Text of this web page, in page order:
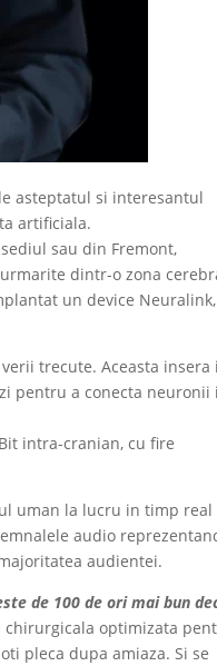
asteptatul si interesantul
artificiala.
sau din Fremont,
dintr-o zona
un device Neuralink,
trecute. Aceasta insera
pentru a conecta neuronii
intra-cranian, cu fire
uman la lucru in timp real
audio
audientei.
de 100 de ori mai bun
chirurgicala optimizata
pleca dupa amiaza. Si se